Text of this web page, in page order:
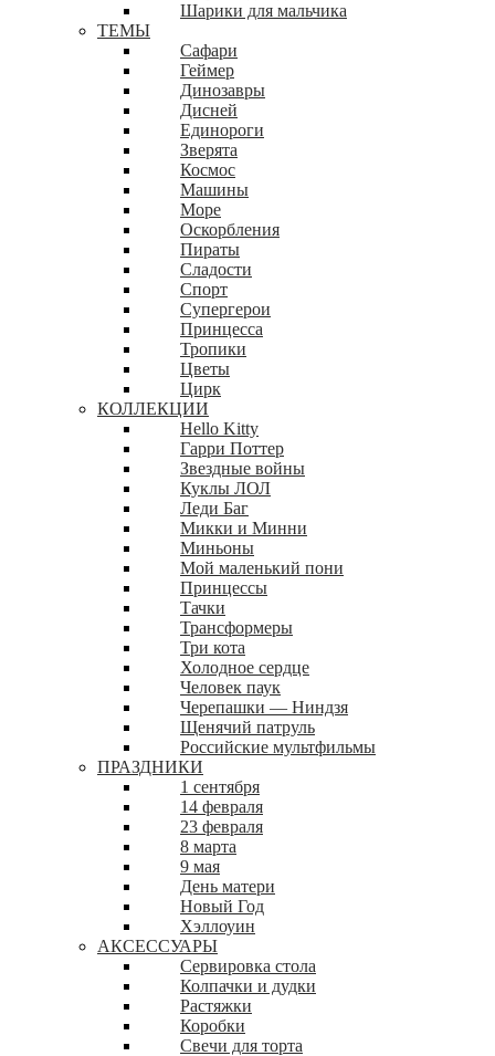
Шарики для мальчика
ТЕМЫ
Сафари
Геймер
Динозавры
Дисней
Единороги
Зверята
Космос
Машины
Море
Оскорбления
Пираты
Сладости
Спорт
Супергерои
Принцесса
Тропики
Цветы
Цирк
КОЛЛЕКЦИИ
Hello Kitty
Гарри Поттер
Звездные войны
Куклы ЛОЛ
Леди Баг
Микки и Минни
Миньоны
Мой маленький пони
Принцессы
Тачки
Трансформеры
Три кота
Холодное сердце
Человек паук
Черепашки — Ниндзя
Щенячий патруль
Российские мультфильмы
ПРАЗДНИКИ
1 сентября
14 февраля
23 февраля
8 марта
9 мая
День матери
Новый Год
Хэллоуин
АКСЕССУАРЫ
Сервировка стола
Колпачки и дудки
Растяжки
Коробки
Свечи для торта